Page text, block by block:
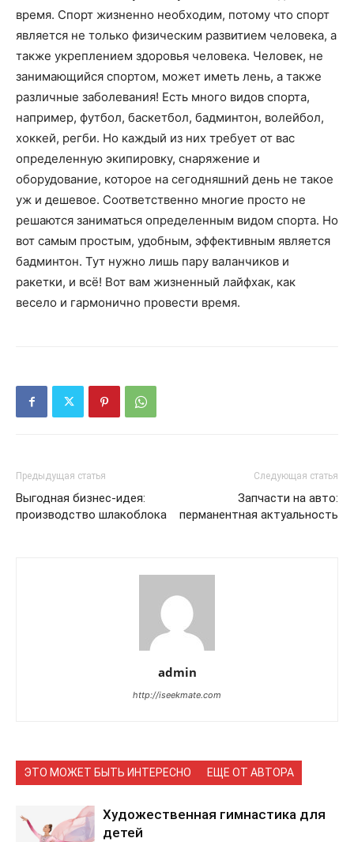
время. Спорт жизненно необходим, потому что спорт
является не только физическим развитием человека, а
также укреплением здоровья человека. Человек, не
занимающийся спортом, может иметь лень, а также
различные заболевания! Есть много видов спорта,
например, футбол, баскетбол, бадминтон, волейбол,
хоккей, регби. Но каждый из них требует от вас
определенную экипировку, снаряжение и
оборудование, которое на сегодняшний день не такое
уж и дешевое. Соответственно многие просто не
решаются заниматься определенным видом спорта. Но
вот самым простым, удобным, эффективным является
бадминтон. Тут нужно лишь пару валанчиков и
ракетки, и всё! Вот вам жизненный лайфхак, как
весело и гармонично провести время.
Предыдущая статья
Выгодная бизнес-идея:
производство шлакоблока
Следующая статья
Запчасти на авто:
перманентная актуальность
admin
http://iseekmate.com
ЭТО МОЖЕТ БЫТЬ ИНТЕРЕСНО ЕЩЕ ОТ АВТОРА
Художественная гимнастика для
детей